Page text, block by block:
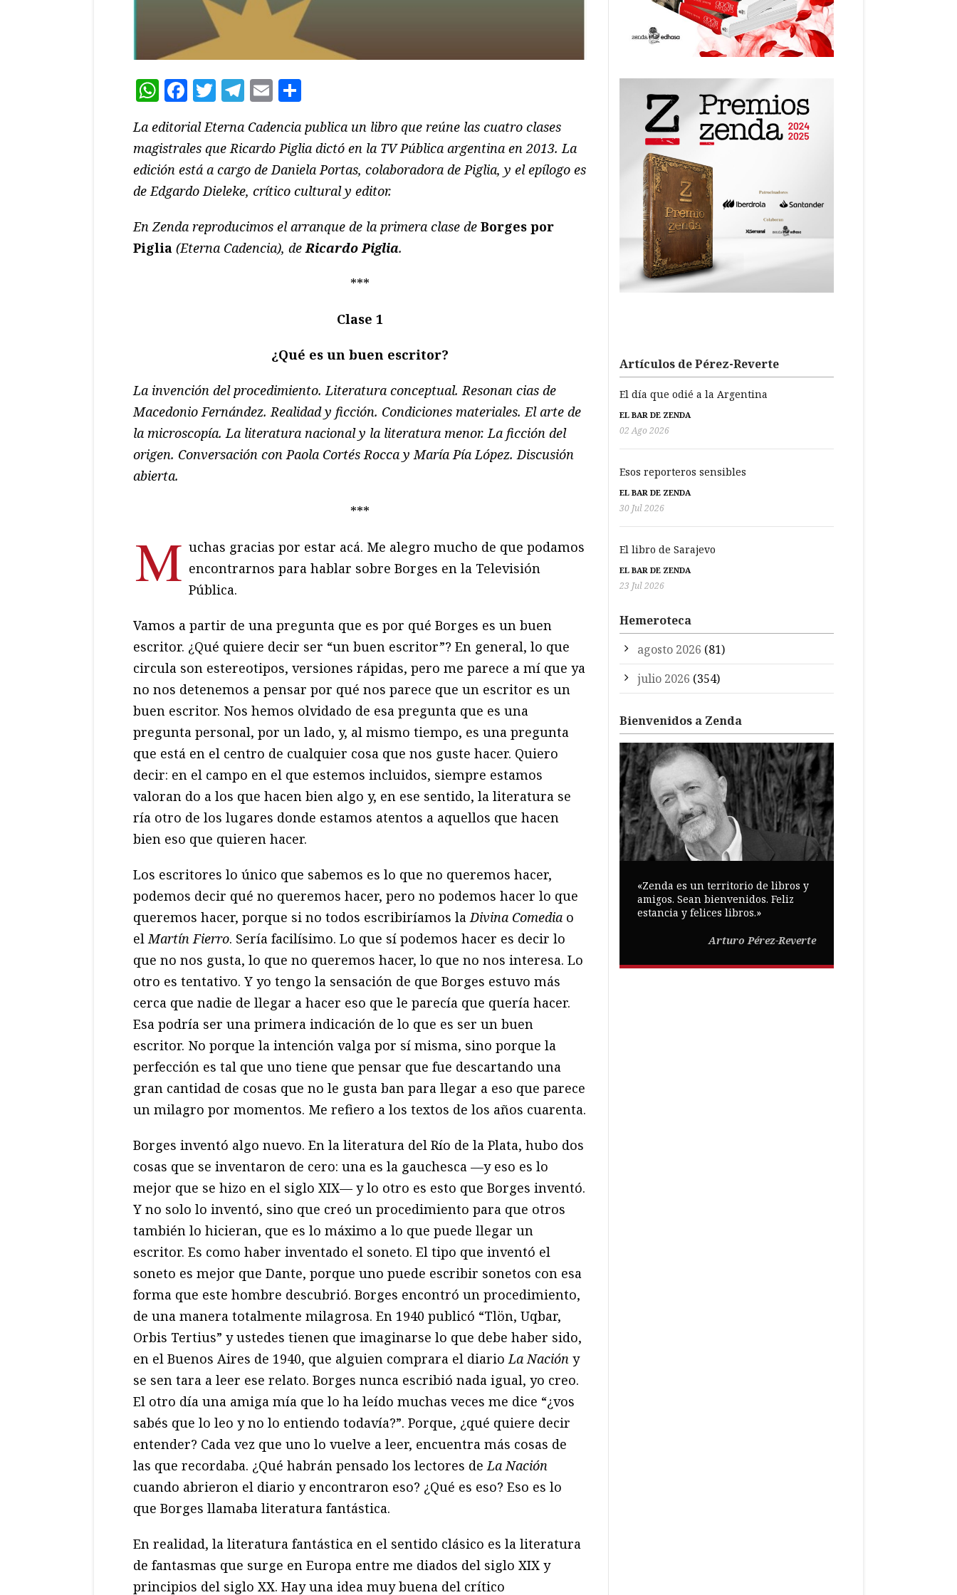
WhatsApp
Facebook
Twitter
Telegram
Email
La editorial Eterna Cadencia publica un libro que reúne las cuatro clases
magistrales que Ricardo Piglia dictó en la TV Pública argentina en 2013. La
edición está a cargo de Daniela Portas, colaboradora de Piglia, y el epílogo es
de Edgardo Dieleke, crítico cultural y editor.
En Zenda reproducimos el arranque de la primera clase de Borges por
Piglia (Eterna Cadencia), de Ricardo Piglia.
***
Clase 1
¿Qué es un buen escritor?
La invención del procedimiento. Literatura conceptual. Resonan cias de
Macedonio Fernández. Realidad y ficción. Condiciones materiales. El arte de
la microscopía. La literatura nacional y la literatura menor. La ficción del
origen. Conversación con Paola Cortés Rocca y María Pía López. Discusión
abierta.
***
M uchas gracias por estar acá. Me alegro mucho de que podamos
encontrarnos para hablar sobre Borges en la Televisión
Pública.
Vamos a partir de una pregunta que es por qué Borges es un buen
escritor. ¿Qué quiere decir ser “un buen escritor”? En general, lo que
circula son estereotipos, versiones rápidas, pero me parece a mí que ya
no nos detenemos a pensar por qué nos parece que un escritor es un
buen escritor. Nos hemos olvidado de esa pregunta que es una
pregunta personal, por un lado, y, al mismo tiempo, es una pregunta
que está en el centro de cualquier cosa que nos guste hacer. Quiero
decir: en el campo en el que estemos incluidos, siempre estamos
valoran do a los que hacen bien algo y, en ese sentido, la literatura se
ría otro de los lugares donde estamos atentos a aquellos que hacen
bien eso que quieren hacer.
Los escritores lo único que sabemos es lo que no queremos hacer,
podemos decir qué no queremos hacer, pero no podemos hacer lo que
queremos hacer, porque si no todos escribiríamos la Divina Comedia o
el Martín Fierro. Sería facilísimo. Lo que sí podemos hacer es decir lo
que no nos gusta, lo que no queremos hacer, lo que no nos interesa. Lo
otro es tentativo. Y yo tengo la sensación de que Borges estuvo más
cerca que nadie de llegar a hacer eso que le parecía que quería hacer.
Esa podría ser una primera indicación de lo que es ser un buen
escritor. No porque la intención valga por sí misma, sino porque la
perfección es tal que uno tiene que pensar que fue descartando una
gran cantidad de cosas que no le gusta ban para llegar a eso que parece
un milagro por momentos. Me refiero a los textos de los años cuarenta.
Borges inventó algo nuevo. En la literatura del Río de la Plata, hubo dos
cosas que se inventaron de cero: una es la gauchesca —y eso es lo
mejor que se hizo en el siglo XIX— y lo otro es esto que Borges inventó.
Y no solo lo inventó, sino que creó un procedimiento para que otros
también lo hicieran, que es lo máximo a lo que puede llegar un
escritor. Es como haber inventado el soneto. El tipo que inventó el
soneto es mejor que Dante, porque uno puede escribir sonetos con esa
forma que este hombre descubrió. Borges encontró un procedimiento,
de una manera totalmente milagrosa. En 1940 publicó “Tlön, Uqbar,
Orbis Tertius” y ustedes tienen que imaginarse lo que debe haber sido,
en el Buenos Aires de 1940, que alguien comprara el diario La Nación y
se sen tara a leer ese relato. Borges nunca escribió nada igual, yo creo.
El otro día una amiga mía que lo ha leído muchas veces me dice “¿vos
sabés que lo leo y no lo entiendo todavía?”. Porque, ¿qué quiere decir
entender? Cada vez que uno lo vuelve a leer, encuentra más cosas de
las que recordaba. ¿Qué habrán pensado los lectores de La Nación
cuando abrieron el diario y encontraron eso? ¿Qué es eso? Eso es lo
que Borges llamaba literatura fantástica.
En realidad, la literatura fantástica en el sentido clásico es la literatura
de fantasmas que surge en Europa entre me diados del siglo XIX y
principios del siglo XX. Hay una idea muy buena del crítico
Artículos de Pérez-Reverte
El día que odié a la Argentina
EL BAR DE ZENDA
02 Ago 2026
Esos reporteros sensibles
EL BAR DE ZENDA
30 Jul 2026
El libro de Sarajevo
EL BAR DE ZENDA
23 Jul 2026
Hemeroteca
agosto 2026 (81)
julio 2026 (354)
Bienvenidos a Zenda
«Zenda es un territorio de libros y
amigos. Sean bienvenidos. Feliz
estancia y felices libros.»
Arturo Pérez-Reverte